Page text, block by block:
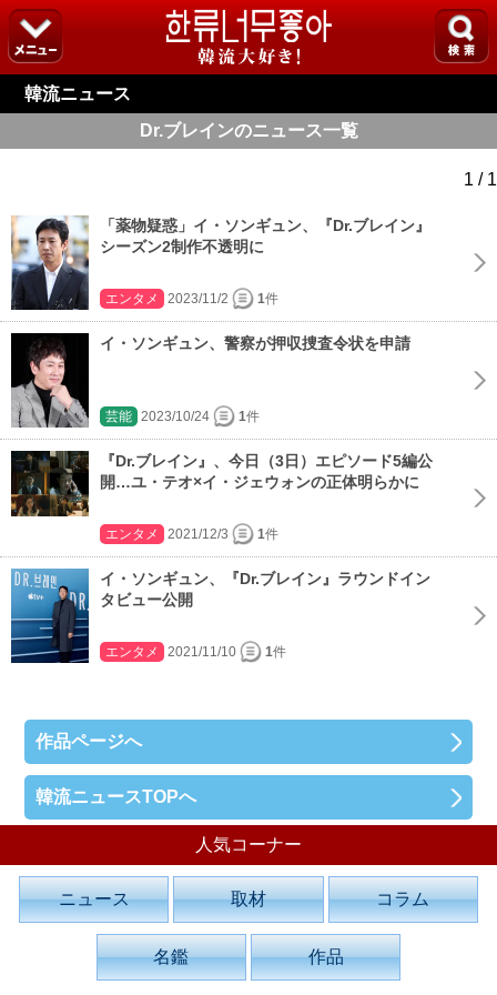
韓流ニュース
Dr.ブレインのニュース一覧
1 / 1
「薬物疑惑」イ・ソンギュン、『Dr.ブレイン』
シーズン2制作不透明に
エンタメ 2023/11/2 1件
イ・ソンギュン、警察が押収捜査令状を申請
芸能 2023/10/24 1件
『Dr.ブレイン』、今日（3日）エピソード5編公
開…ユ・テオ×イ・ジェウォンの正体明らかに
エンタメ 2021/12/3 1件
イ・ソンギュン、『Dr.ブレイン』ラウンドイン
タビュー公開
エンタメ 2021/11/10 1件
作品ページへ
韓流ニュースTOPへ
人気コーナー
ニュース 取材 コラム
名鑑 作品